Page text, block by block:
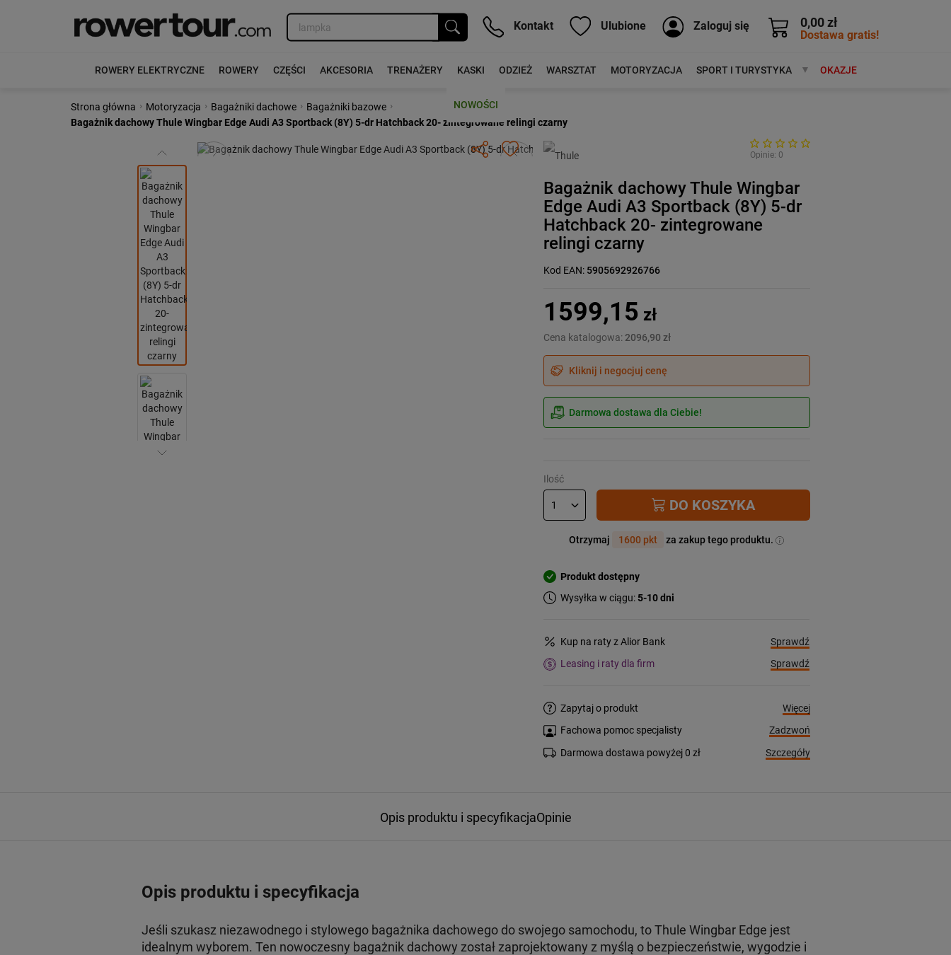
0,00 zł
Dostawa gratis!
Kontakt Ulubione Zaloguj się
ROWERY ELEKTRYCZNE ROWERY CZĘŚCI AKCESORIA TRENAŻERY KASKI ODZIEŻ WARSZTAT MOTORYZACJA SPORT I TURYSTYKA MARKIOKAZJE
NOWOŚCI
Strona główna › Motoryzacja › Bagażniki dachowe › Bagażniki bazowe ›
Bagażnik dachowy Thule Wingbar Edge Audi A3 Sportback (8Y) 5-dr Hatchback 20- zintegrowane relingi czarny
Poprzedni Następny Opinie: 0
Bagażnik dachowy Thule Wingbar
Edge Audi A3 Sportback (8Y) 5-dr
Hatchback 20- zintegrowane
relingi czarny
Kod EAN: 5905692926766
1599,15 zł
Cena katalogowa:2096,90 zł
Kliknij i negocjuj cenę
Darmowa dostawa dla Ciebie!
Ilość
DO KOSZYKA
Otrzymaj 1600 pkt za zakup tego produktu.
Produkt dostępny
Wysyłka w ciągu:5-10 dni
Kup na raty z Alior Bank
Sprawdź
Leasing i raty dla firm
Sprawdź
Zapytaj o produkt
Więcej
Fachowa pomoc specjalisty
Zadzwoń
Darmowa dostawa powyżej 0 zł
Szczegóły
Opis produktu i specyfikacjaOpinie
Opis produktu i specyfikacja
Jeśli szukasz niezawodnego i stylowego bagażnika dachowego do swojego samochodu, to Thule Wingbar Edge jest
idealnym wyborem. Ten nowoczesny bagażnik dachowy został zaprojektowany z myślą o bezpieczeństwie, wygodzie i